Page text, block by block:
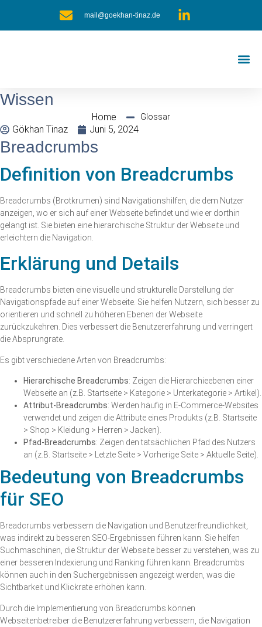
mail@goekhan-tinaz.de
Wissen
Home Glossar
Gökhan Tinaz Juni 5, 2024
Breadcrumbs
Definition von Breadcrumbs
Breadcrumbs (Brotkrumen) sind Navigationshilfen, die dem Nutzer
anzeigen, wo er sich auf einer Webseite befindet und wie er dorthin
gelangt ist. Sie bieten eine hierarchische Struktur der Webseite und
erleichtern die Navigation.
Erklärung und Details
Breadcrumbs bieten eine visuelle und strukturelle Darstellung der
Navigationspfade auf einer Webseite. Sie helfen Nutzern, sich besser zu
orientieren und schnell zu höheren Ebenen der Webseite
zurückzukehren. Dies verbessert die Benutzererfahrung und verringert
die Absprungrate.
Es gibt verschiedene Arten von Breadcrumbs:
Hierarchische Breadcrumbs: Zeigen die Hierarchieebenen einer
Webseite an (z.B. Startseite > Kategorie > Unterkategorie > Artikel).
Attribut-Breadcrumbs: Werden häufig in E-Commerce-Websites
verwendet und zeigen die Attribute eines Produkts (z.B. Startseite
> Shop > Kleidung > Herren > Jacken).
Pfad-Breadcrumbs: Zeigen den tatsächlichen Pfad des Nutzers
an (z.B. Startseite > Letzte Seite > Vorherige Seite > Aktuelle Seite).
Bedeutung von Breadcrumbs
für SEO
Breadcrumbs verbessern die Navigation und Benutzerfreundlichkeit,
was indirekt zu besseren SEO-Ergebnissen führen kann. Sie helfen
Suchmaschinen, die Struktur der Webseite besser zu verstehen, was zu
einer besseren Indexierung und Ranking führen kann. Breadcrumbs
können auch in den Suchergebnissen angezeigt werden, was die
Sichtbarkeit und Klickrate erhöhen kann.
Durch die Implementierung von Breadcrumbs können
Webseitenbetreiber die Benutzererfahrung verbessern, die Navigation